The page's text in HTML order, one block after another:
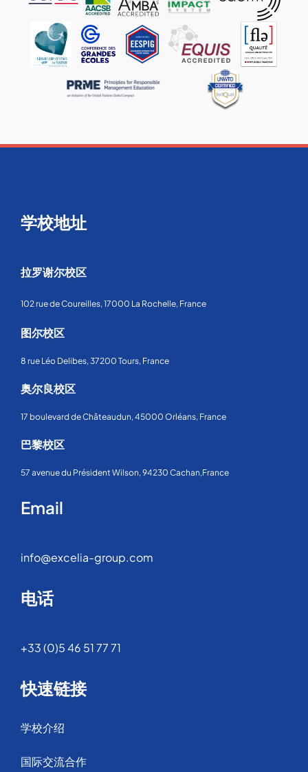
学校地址
拉罗谢尔校区
102 rue de Coureilles, 17000 La Rochelle, France
图尔校区
8 rue Léo Delibes, 37200 Tours, France
奥尔良校区
17 boulevard de Châteaudun, 45000 Orléans, France
巴黎校区
57 avenue du Président Wilson, 94230 Cachan,France
Email
info@excelia-group.com
电话
+33 (0)5 46 51 77 71
快速链接
学校介绍
国际交流合作